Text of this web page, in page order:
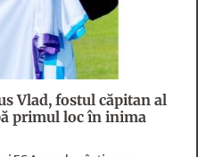
Vlad, fostul căpitan al
primul loc în inima